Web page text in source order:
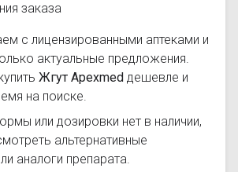
заказа
с лицензированными аптеками и
актуальные предложения.
Жгут Apexmed дешевле и
на поиске.
или дозировки нет в наличии,
альтернативные
аналоги препарата.